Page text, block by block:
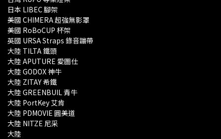
日本 LIBEC 腳架
美國 CHIMERA 超強無影罩
美國 RoBoCUP 杯架
英國 URSA Straps 錄音蹦帶
大陸 TILTA 鐵頭
大陸 APUTURE 愛圖仕
大陸 GODOX 神牛
大陸 ZITAY 希鐵
大陸 GREENBUIL 青牛
大陸 PortKey 艾肯
大陸 PDMOVIE 圓美道
大陸 NITZE 尼采
大陸